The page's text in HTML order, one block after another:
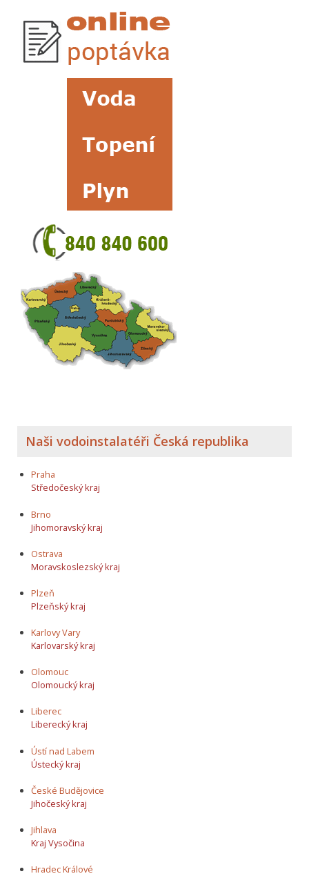
Naši vodoinstalatéři Česká republika
Praha
Středočeský kraj
Brno
Jihomoravský kraj
Ostrava
Moravskoslezský kraj
Plzeň
Plzeňský kraj
Karlovy Vary
Karlovarský kraj
Olomouc
Olomoucký kraj
Liberec
Liberecký kraj
Ústí nad Labem
Ústecký kraj
České Budějovice
Jihočeský kraj
Jihlava
Kraj Vysočina
Hradec Králové